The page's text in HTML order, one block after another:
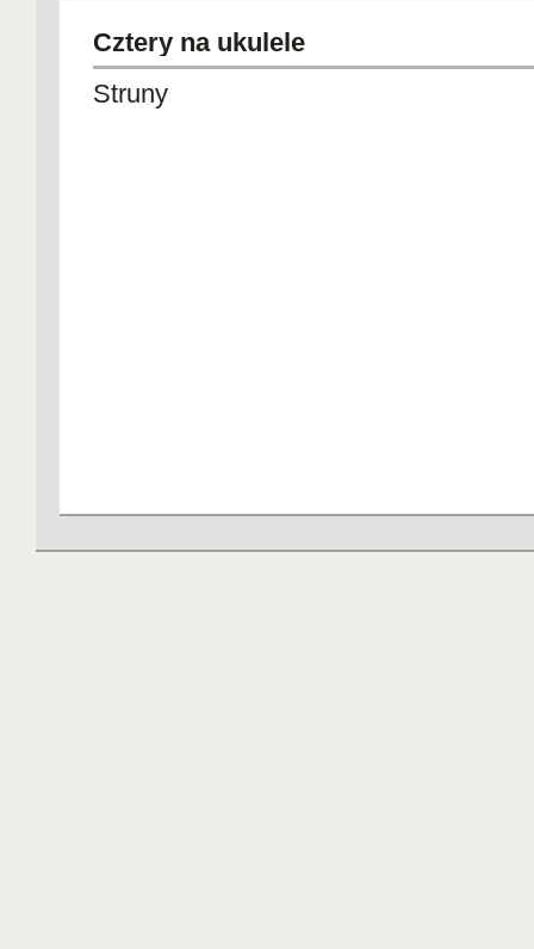
Cztery na ukulele
Struny